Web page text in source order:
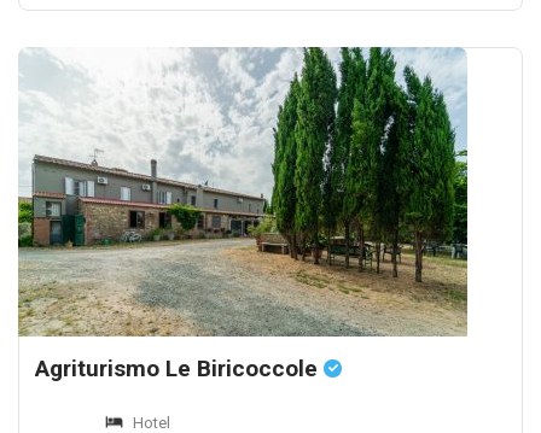
Agriturismo Le Biricoccole
Hotel